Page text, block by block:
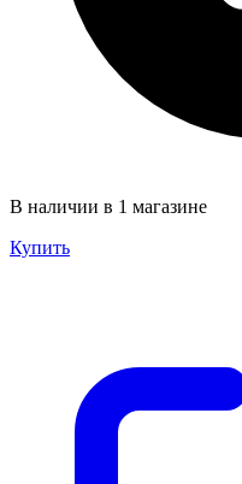
В наличии в 1 магазине
Купить